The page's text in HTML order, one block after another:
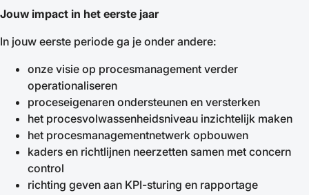
Jouw impact in het eerste jaar
In jouw eerste periode ga je onder andere:
onze visie op procesmanagement verder
operationaliseren
proceseigenaren ondersteunen en versterken
het procesvolwassenheidsniveau inzichtelijk maken
het procesmanagementnetwerk opbouwen
kaders en richtlijnen neerzetten samen met concern
control
richting geven aan KPI-sturing en rapportage